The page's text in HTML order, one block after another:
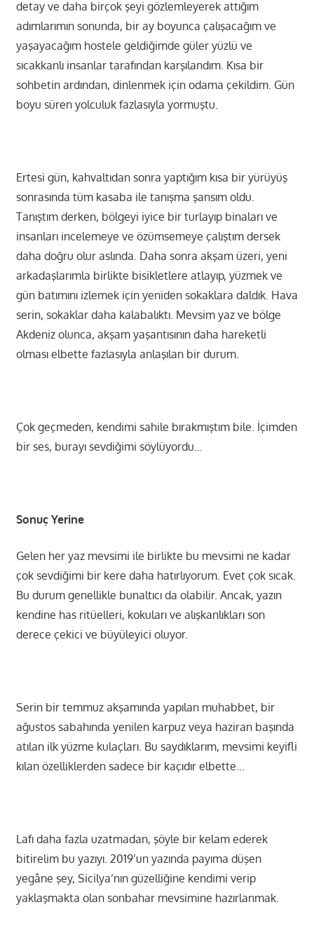
detay ve daha birçok şeyi gözlemleyerek attığım
adımlarımın sonunda, bir ay boyunca çalışacağım ve
yaşayacağım hostele geldiğimde güler yüzlü ve
sıcakkanlı insanlar tarafından karşılandım. Kısa bir
sohbetin ardından, dinlenmek için odama çekildim. Gün
boyu süren yolculuk fazlasıyla yormuştu.
Ertesi gün, kahvaltıdan sonra yaptığım kısa bir yürüyüş
sonrasında tüm kasaba ile tanışma şansım oldu.
Tanıştım derken, bölgeyi iyice bir turlayıp binaları ve
insanları incelemeye ve özümsemeye çalıştım dersek
daha doğru olur aslında. Daha sonra akşam üzeri, yeni
arkadaşlarımla birlikte bisikletlere atlayıp, yüzmek ve
gün batımını izlemek için yeniden sokaklara daldık. Hava
serin, sokaklar daha kalabalıktı. Mevsim yaz ve bölge
Akdeniz olunca, akşam yaşantısının daha hareketli
olması elbette fazlasıyla anlaşılan bir durum.
Çok geçmeden, kendimi sahile bırakmıştım bile. İçimden
bir ses, burayı sevdiğimi söylüyordu…
Sonuç Yerine
Gelen her yaz mevsimi ile birlikte bu mevsimi ne kadar
çok sevdiğimi bir kere daha hatırlıyorum. Evet çok sıcak.
Bu durum genellikle bunaltıcı da olabilir. Ancak, yazın
kendine has ritüelleri, kokuları ve alışkanlıkları son
derece çekici ve büyüleyici oluyor.
Serin bir temmuz akşamında yapılan muhabbet, bir
ağustos sabahında yenilen karpuz veya haziran başında
atılan ilk yüzme kulaçları. Bu saydıklarım, mevsimi keyifli
kılan özelliklerden sadece bir kaçıdır elbette…
Lafı daha fazla uzatmadan, şöyle bir kelam ederek
bitirelim bu yazıyı. 2019’un yazında payıma düşen
yegâne şey, Sicilya’nın güzelliğine kendimi verip
yaklaşmakta olan sonbahar mevsimine hazırlanmak.